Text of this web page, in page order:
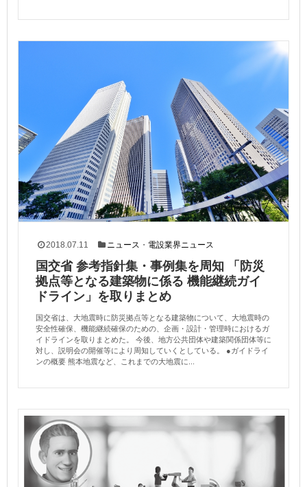
2018.07.11 ニュース ・ 電設業界ニュース
国交省 参考指針集・事例集を周知 「防災
拠点等となる建築物に係る 機能継続ガイ
ドライン」を取りまとめ
国交省は、大地震時に防災拠点等となる建築物について、大地震時の
安全性確保、機能継続確保のための、企画・設計・管理時におけるガ
イドラインを取りまとめた。 今後、地方公共団体や建築関係団体等に
対し、説明会の開催等により周知していくとしている。 ●ガイドライ
ンの概要 熊本地震など、これまでの大地震に...